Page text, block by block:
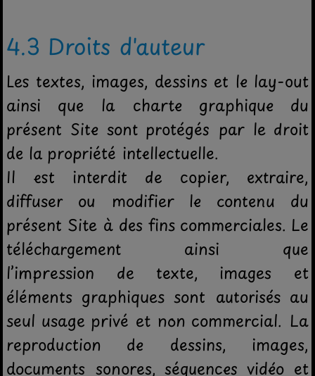
4.3 Droits d'auteur
Les textes, images, dessins et le lay-out
ainsi que la charte graphique du
présent Site sont protégés par le droit
de la propriété intellectuelle.
Il est interdit de copier, extraire,
diffuser ou modifier le contenu du
présent Site à des fins commerciales. Le
téléchargement ainsi que
l’impression de texte, images et
éléments graphiques sont autorisés au
seul usage privé et non commercial. La
reproduction de dessins, images,
documents sonores, séquences vidéo et